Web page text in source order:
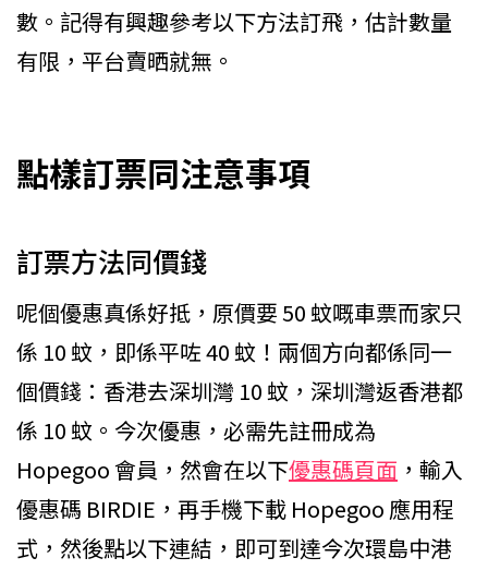
數。記得有興趣參考以下方法訂飛，估計數量
有限，平台賣晒就無。
點樣訂票同注意事項
訂票方法同價錢
呢個優惠真係好抵，原價要 50 蚊嘅車票而家只
係 10 蚊，即係平咗 40 蚊！兩個方向都係同一
個價錢：香港去深圳灣 10 蚊，深圳灣返香港都
係 10 蚊。今次優惠，必需先註冊成為
Hopegoo 會員，然會在以下優惠碼頁面 ，輸入
優惠碼 BIRDIE，再手機下載 Hopegoo 應用程
式，然後點以下連結，即可到達今次環島中港